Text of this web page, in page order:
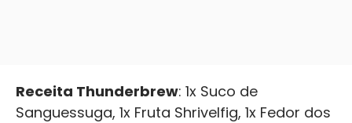
Receita Thunderbrew: 1x Suco de
Sanguessuga, 1x Fruta Shrivelfig, 1x Fedor dos